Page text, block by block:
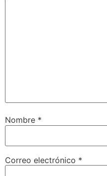
Nombre *
Correo electrónico *